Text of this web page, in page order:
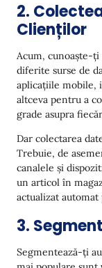
2.
Clienților
Acum, cunoaște-
diferite surse de
aplicațiile mobile,
altceva pentru a
grade asupra
Dar colectarea
Trebuie, de
canalele și
un articol în
actualizat
3.
Segmentează-ți